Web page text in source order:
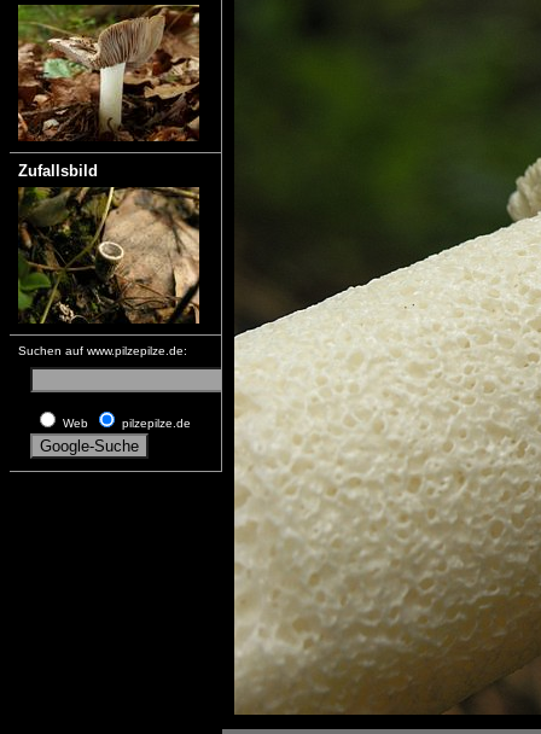
Zufallsbild
Suchen auf www.pilzepilze.de:
Web pilzepilze.de